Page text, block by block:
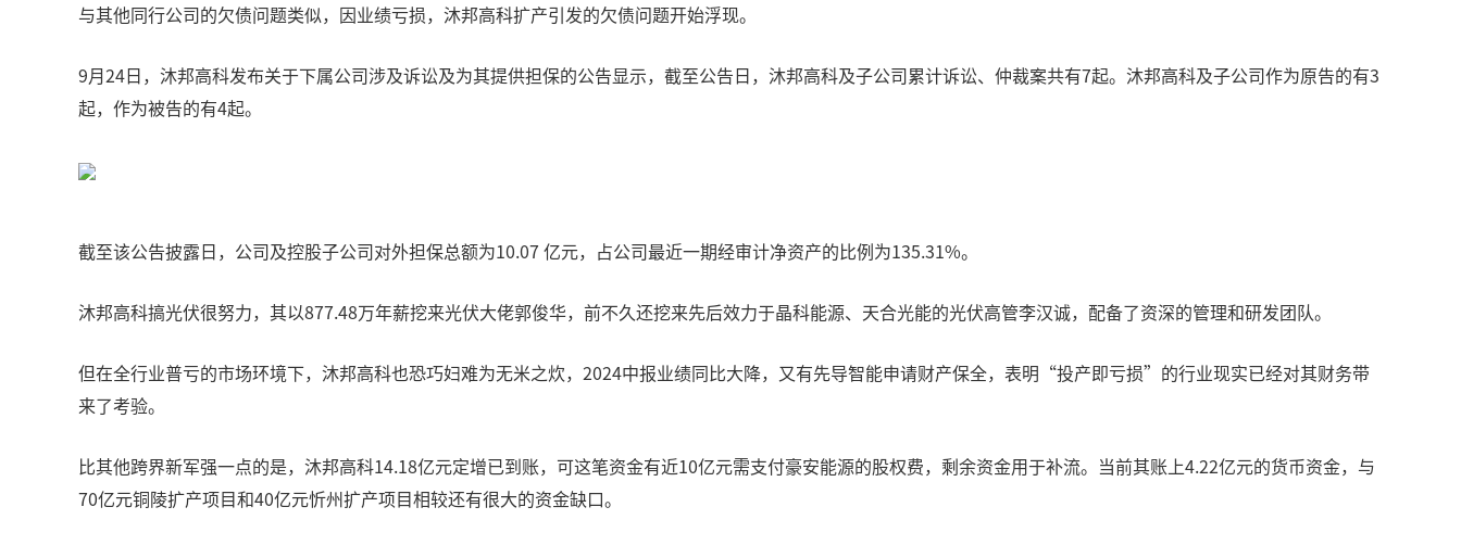
与其他同行公司的欠债问题类似，因业绩亏损，沐邦高科扩产引发的欠债问题开始浮现。
9月24日，沐邦高科发布关于下属公司涉及诉讼及为其提供担保的公告显示，截至公告日，沐邦高科及子公司累计诉讼、仲裁案共有7起。沐邦高科及子公司作为原告的有3
起，作为被告的有4起。
截至该公告披露日，公司及控股子公司对外担保总额为10.07 亿元，占公司最近一期经审计净资产的比例为135.31%。
沐邦高科搞光伏很努力，其以877.48万年薪挖来光伏大佬郭俊华，前不久还挖来先后效力于晶科能源、天合光能的光伏高管李汉诚，配备了资深的管理和研发团队。
但在全行业普亏的市场环境下，沐邦高科也恐巧妇难为无米之炊，2024中报业绩同比大降，又有先导智能申请财产保全，表明“投产即亏损”的行业现实已经对其财务带
来了考验。
比其他跨界新军强一点的是，沐邦高科14.18亿元定增已到账，可这笔资金有近10亿元需支付豪安能源的股权费，剩余资金用于补流。当前其账上4.22亿元的货币资金，与
70亿元铜陵扩产项目和40亿元忻州扩产项目相较还有很大的资金缺口。